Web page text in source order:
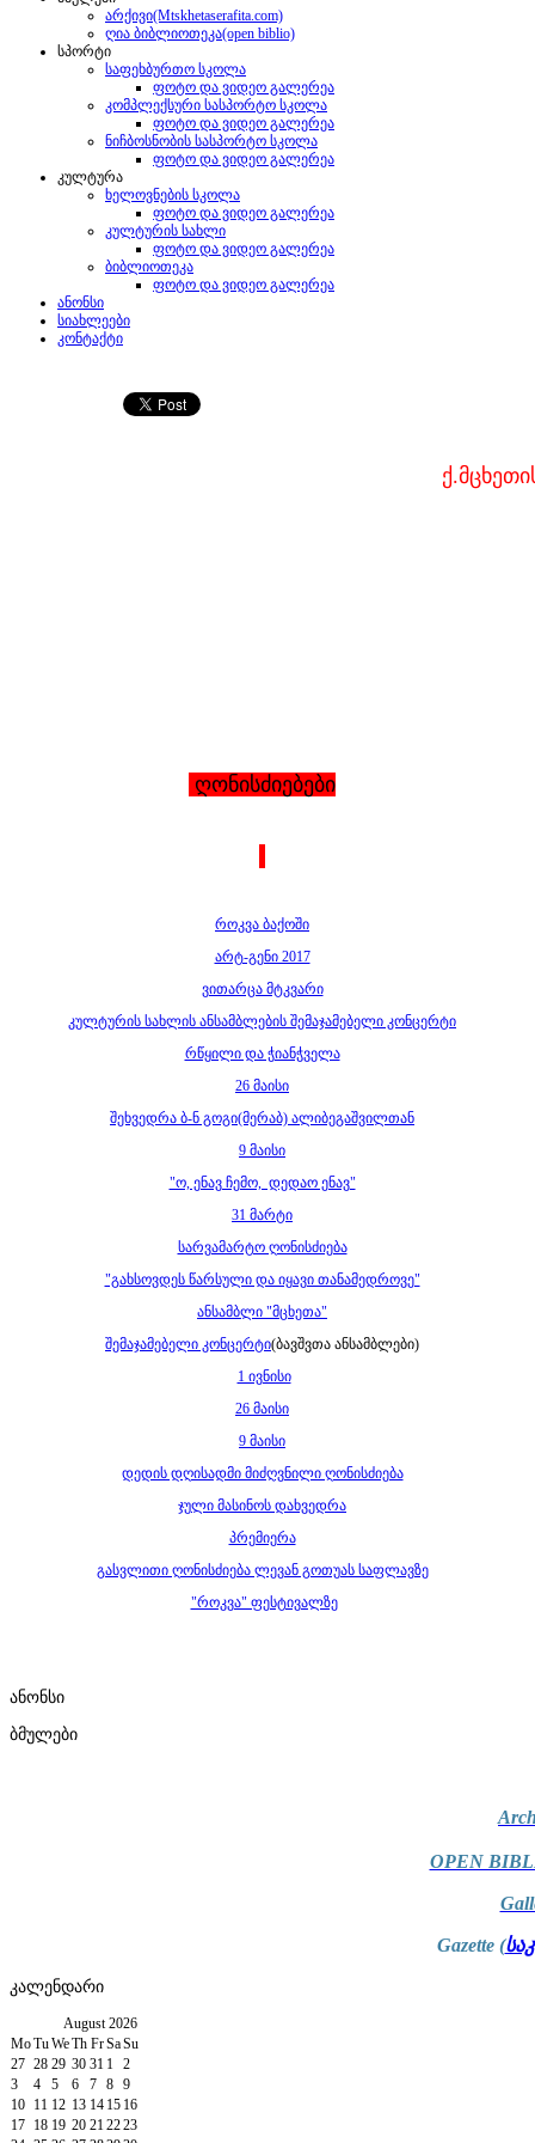
არქივი(Mtskhetaserafita.com)
ღია ბიბლიოთეკა(open biblio)
სპორტი
საფეხბურთო სკოლა
ფოტო და ვიდეო გალერეა
კომპლექსური სასპორტო სკოლა
ფოტო და ვიდეო გალერეა
ნიჩბოსნობის სასპორტო სკოლა
ფოტო და ვიდეო გალერეა
კულტურა
ხელოვნების სკოლა
ფოტო და ვიდეო გალერეა
კულტურის სახლი
ფოტო და ვიდეო გალერეა
ბიბლიოთეკა
ფოტო და ვიდეო გალერეა
ანონსი
სიახლეები
კონტაქტი
ღონისძიებები
როკვა ბაქოში
არტ-გენი 2017
ვითარცა მტკვარი
კულტურის სახლის ანსამბლების შემაჯამებელი კონცერტი
რწყილი და ჭიანჭველა
26 მაისი
შეხვედრა ბ-ნ გოგი(მერაბ) ალიბეგაშვილთან
9 მაისი
"ო, ენავ ჩემო, დედაო ენავ"
31 მარტი
სარვამარტო ღონისძიება
"გახსოვდეს წარსული და იყავი თანამედროვე"
ანსამბლი "მცხეთა"
შემაჯამებელი კონცერტი(ბავშვთა ანსამბლები)
1 ივნისი
26 მაისი
9 მაისი
დედის დღისადმი მიძღვნილი ღონისძიება
ჯული მასინოს დახვედრა
პრემიერა
გასვლითი ღონისძიება ლევან გოთუას საფლავზე
"როკვა" ფესტივალზე
ანონსი
ბმულები
OPEN
Gazette (
კალენდარი
August 2026
MoTuWeTh FrSaSu
27 28 29 30 31 1 2
3
4 5 6 7 8 9
10 11 12 13 14 15 16
17 18 19 20 212223